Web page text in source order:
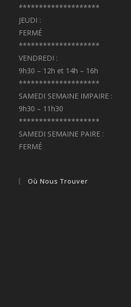
********************
JEUDI :
FERMÉ
********************
VENDREDI :
9h30 – 12h et 14h – 16h
********************
SAMEDI SEMAINE IMPAIRE :
9h30 – 11h30
********************
SAMEDI SEMAINE PAIRE :
FERMÉ
Où Nous Trouver